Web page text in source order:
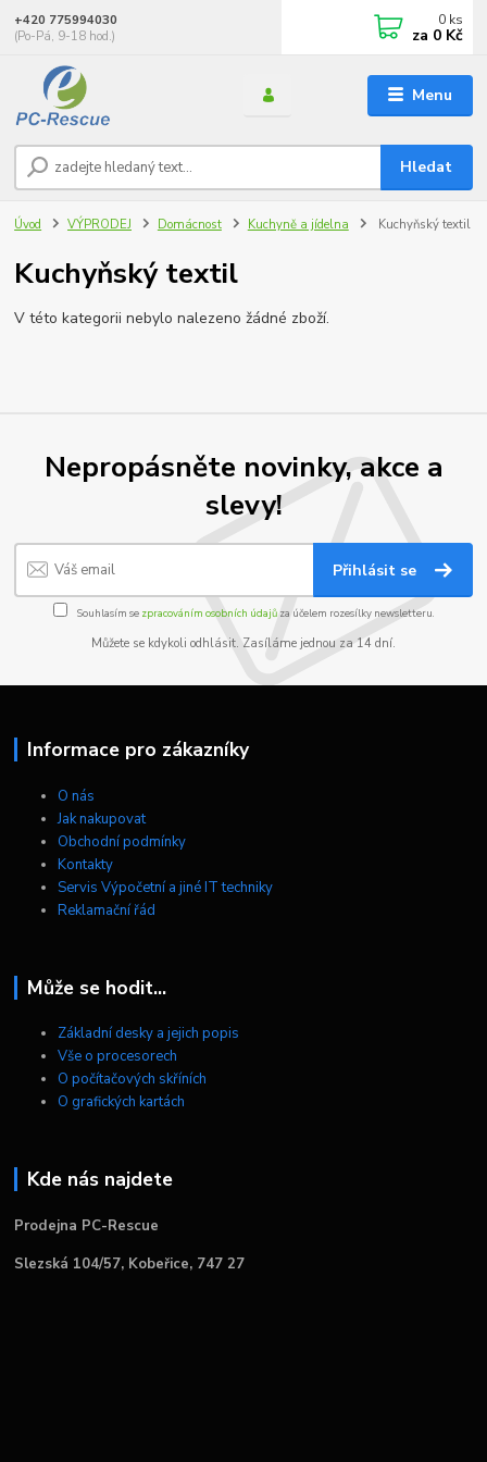
Menu
Hledat
+420 775994030
(Po-Pá, 9-18 hod.)
0 ks
za 0 Kč
Úvod VÝPRODEJ Domácnost Kuchyně a jídelna Kuchyňský textil
Kuchyňský textil
V této kategorii nebylo nalezeno žádné zboží.
Nepropásněte novinky, akce a
slevy!
Přihlásit se
Souhlasím se zpracováním osobních údajůza účelem rozesílky newsletteru.
Můžete se kdykoli odhlásit. Zasíláme jednou za 14 dní.
Informace pro zákazníky
O nás
Jak nakupovat
Obchodní podmínky
Kontakty
Servis Výpočetní a jiné IT techniky
Reklamační řád
Může se hodit...
Základní desky a jejich popis
Vše o procesorech
O počítačových skříních
O grafických kartách
Kde nás najdete
Prodejna PC-Rescue
Slezská 104/57, Kobeřice, 747 27